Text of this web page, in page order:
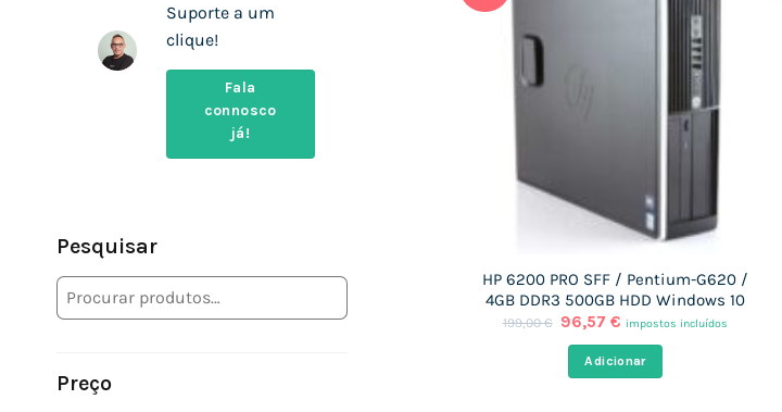
Suporte a um
clique!
Fala
connosco
já!
Pesquisar
Preço
HP 6200 PRO SFF / Pentium-G620 /
4GB DDR3 500GB HDD Windows 10
199,00€ O
original
era:
96,57€ O
é:
impostos incluídos
Adicionar